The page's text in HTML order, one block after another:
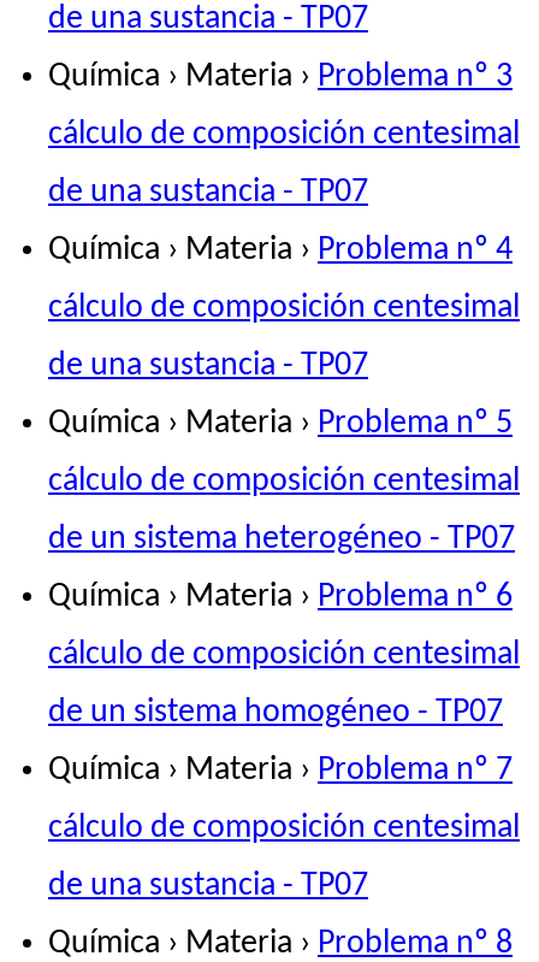
de una sustancia - TP07
Química › Materia › Problema nº 3
cálculo de composición centesimal
de una sustancia - TP07
Química › Materia › Problema nº 4
cálculo de composición centesimal
de una sustancia - TP07
Química › Materia › Problema nº 5
cálculo de composición centesimal
de un sistema heterogéneo - TP07
Química › Materia › Problema nº 6
cálculo de composición centesimal
de un sistema homogéneo - TP07
Química › Materia › Problema nº 7
cálculo de composición centesimal
de una sustancia - TP07
Química › Materia › Problema nº 8